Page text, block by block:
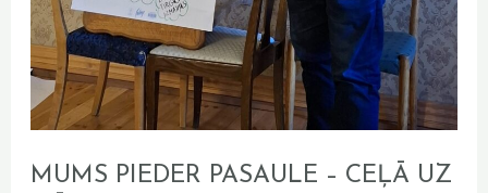
MUMS PIEDER PASAULE – CEĻĀ UZ